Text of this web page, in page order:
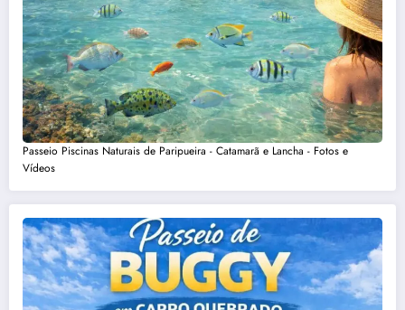
Passeio Piscinas Naturais de Paripueira - Catamarã e Lancha - Fotos e
Vídeos